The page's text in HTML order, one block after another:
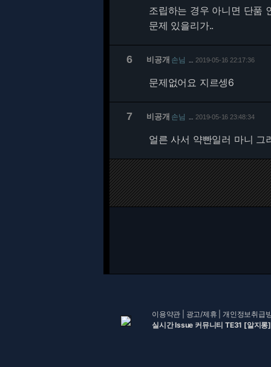
조립하는 경우 아니면 단품
문제 있을리가..
6 비공개 손님 2019-05-16 22:17:36
문제없어요 지르셍6
7 비공개 손님 2019-05-16 23:48:34
얼른 사서 약빤일러 마니 그
이용약관 광고/제휴 |개인정보취급
실시간 Issue 커뮤니티 TE31 [알지